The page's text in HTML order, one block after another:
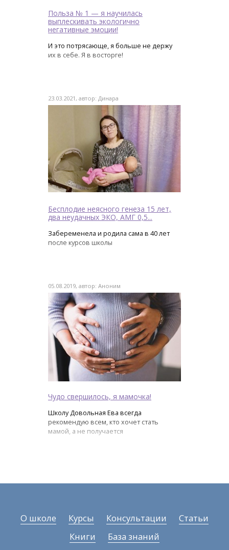
Польза № 1 — я научилась
выплескивать экологично
негативные эмоции!
И это потрясающе, я больше не держу
их в себе. Я в восторге!
23.03.2021, автор: Динара
Бесплодие неясного генеза 15 лет,
два неудачных ЭКО, АМГ 0,5...
Забеременела и родила сама в 40 лет
после курсов школы
05.08.2019, автор: Аноним
Чудо свершилось, я мамочка!
Школу Довольная Ева всегда
рекомендую всем, кто хочет стать
мамой, а не получается
О школе Курсы Консультации
Статьи
Книги
База знаний